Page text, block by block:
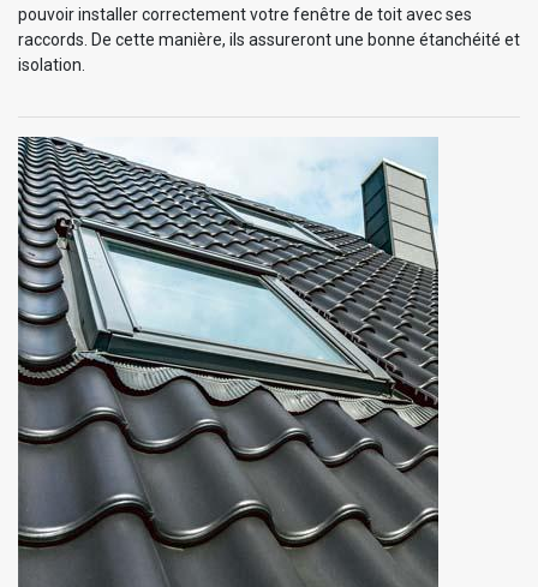
pouvoir installer correctement votre fenêtre de toit avec ses
raccords. De cette manière, ils assureront une bonne étanchéité et
isolation.